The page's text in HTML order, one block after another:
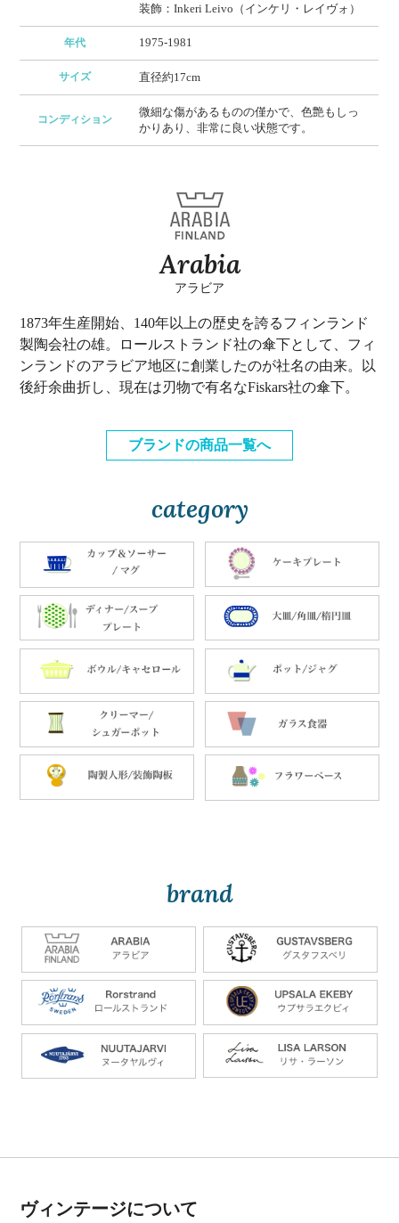
装飾：Inkeri Leivo（インケリ・レイヴォ）
年代 1975-1981
サイズ 直径約17cm
コンディション
微細な傷があるものの僅かで、色艶もしっ
かりあり、非常に良い状態です。
Arabia
アラビア
1873年生産開始、140年以上の歴史を誇るフィンランド
製陶会社の雄。ロールストランド社の傘下として、フィ
ンランドのアラビア地区に創業したのが社名の由来。以
後紆余曲折し、現在は刃物で有名なFiskars社の傘下。
ブランドの商品一覧へ
category
brand
ヴィンテージについて